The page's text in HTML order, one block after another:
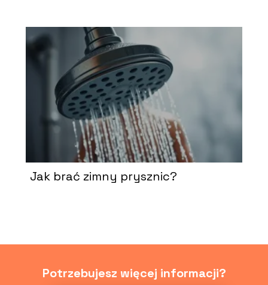
Jak brać zimny prysznic?
Potrzebujesz więcej informacji?